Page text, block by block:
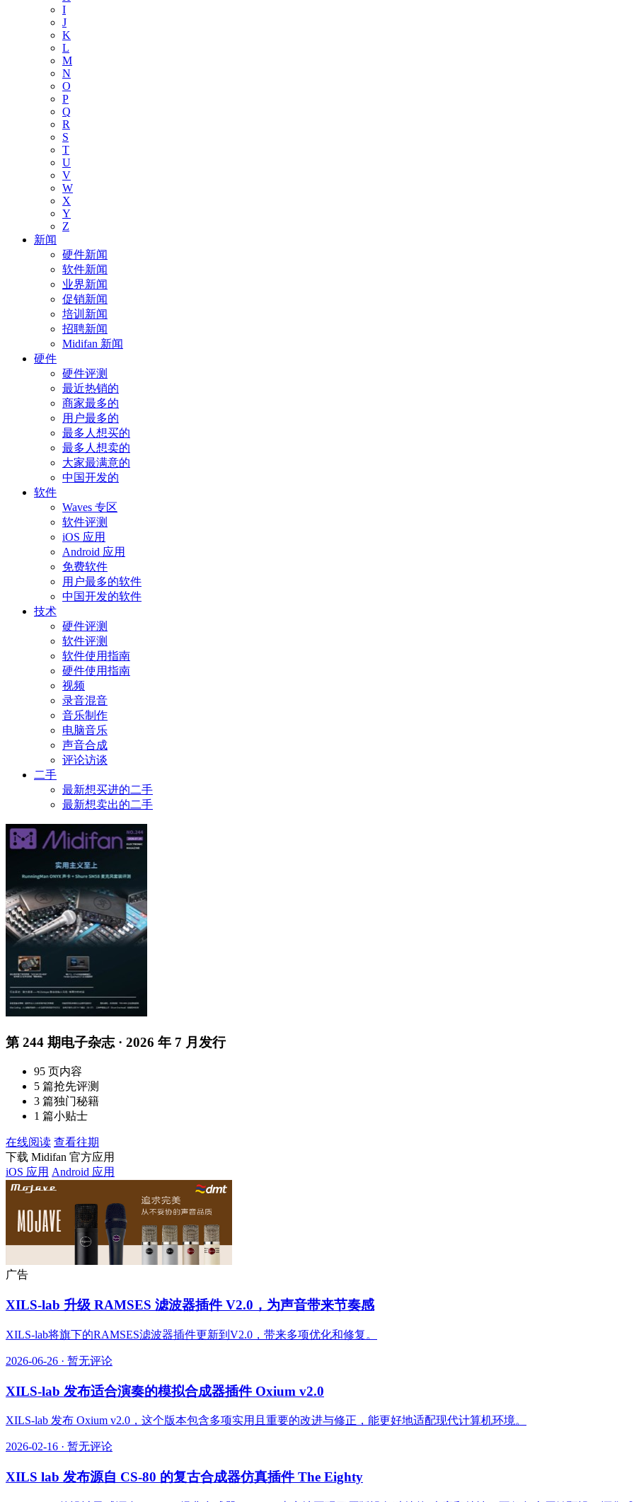
I
J
K
L
M
N
O
P
Q
R
S
T
U
V
W
X
Y
Z
新闻
硬件新闻
软件新闻
业界新闻
促销新闻
培训新闻
招聘新闻
Midifan 新闻
硬件
硬件评测
最近热销的
商家最多的
用户最多的
最多人想买的
最多人想卖的
大家最满意的
中国开发的
软件
Waves 专区
软件评测
iOS 应用
Android 应用
免费软件
用户最多的软件
中国开发的软件
技术
硬件评测
软件评测
软件使用指南
硬件使用指南
视频
录音混音
音乐制作
电脑音乐
声音合成
评论访谈
二手
最新想买进的二手
最新想卖出的二手
第 244 期电子杂志 · 2026 年 7 月发行
95 页内容
5 篇抢先评测
3 篇独门秘籍
1 篇小贴士
在线阅读 查看往期
下载 Midifan 官方应用
iOS 应用 Android 应用
广告
XILS-lab 升级 RAMSES 滤波器插件 V2.0，为声音带来节奏感
XILS-lab将旗下的RAMSES滤波器插件更新到V2.0，带来多项优化和修复。
2026-06-26 · 暂无评论
XILS-lab 发布适合演奏的模拟合成器插件 Oxium v2.0
XILS-lab 发布 Oxium v2.0，这个版本包含多项实用且重要的改进与修正，能更好地适配现代计算机环境。
2026-02-16 · 暂无评论
XILS lab 发布源自 CS-80 的复古合成器仿真插件 The Eighty